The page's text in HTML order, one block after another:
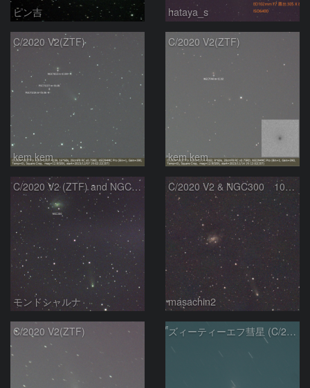
ピン吉 hataya_s
C/2020 V2(ZTF)
kem.kem
C/2020 V2(ZTF)
kem.kem
C/2020 V2 (ZTF) and NGC300
モンドシャルナ
C/2020 V2 & NGC300 10/15
masachin2
C/2020 V2(ZTF) ズィーティーエフ彗星 (C/2020V2)：202309/12